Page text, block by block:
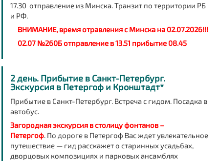
17.30 отправление из Минска. Транзит по территории РБ
и РФ.
ВНИМАНИЕ, время отравления с Минска на 02.07.2026!!!
02.07 №260Б отправление в 13.51 прибытие 08.45
2 день. Прибытие в Санкт-Петербург.
Экскурсия в Петергоф и Кронштадт*
Прибытие в Санкт-Петербург. Встреча с гидом. Посадка в
автобус.
Загородная экскурсия в столицу фонтанов –
Петергоф.По дороге в Петергоф Вас ждет увлекательное
путешествие — гид расскажет о старинных усадьбах,
дворцовых композициях и парковых ансамблях